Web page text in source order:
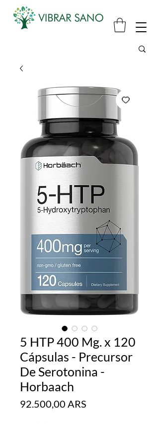
5 HTP 400 Mg. x 120
Cápsulas - Precursor
De Serotonina -
Horbaach
92.500,00 ARS